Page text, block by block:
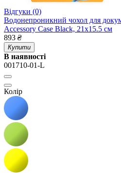
Відгуки (0)
Водонепроникний чохол для
Accessory Case Black, 21x15.5 см
893 ₴
Купити
В наявності
001710-01-L
Колір